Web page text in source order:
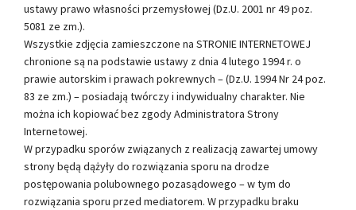
ustawy prawo własności przemysłowej (Dz.U. 2001 nr 49 poz.
5081 ze zm.).
Wszystkie zdjęcia zamieszczone na STRONIE INTERNETOWEJ
chronione są na podstawie ustawy z dnia 4 lutego 1994 r. o
prawie autorskim i prawach pokrewnych – (Dz.U. 1994 Nr 24 poz.
83 ze zm.) – posiadają twórczy i indywidualny charakter. Nie
można ich kopiować bez zgody Administratora Strony
Internetowej.
W przypadku sporów związanych z realizacją zawartej umowy
strony będą dążyły do rozwiązania sporu na drodze
postępowania polubownego pozasądowego – w tym do
rozwiązania sporu przed mediatorem. W przypadku braku